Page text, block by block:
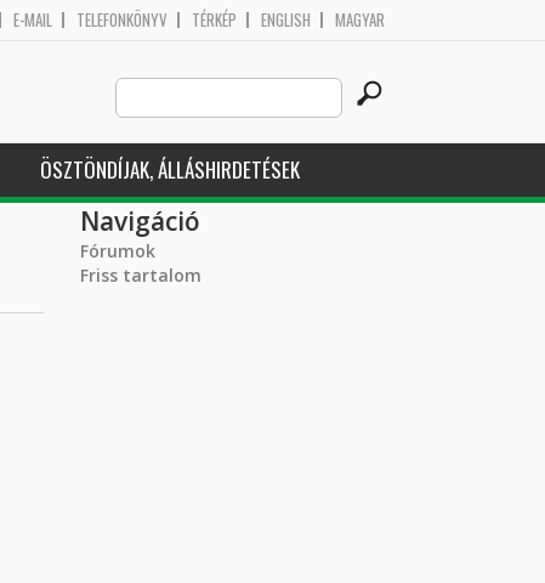
E-MAIL TELEFONKÖNYV TÉRKÉP ENGLISH MAGYAR
Search
this
site
ÖSZTÖNDÍJAK, ÁLLÁSHIRDETÉSEK
Navigáció
Fórumok
Friss tartalom